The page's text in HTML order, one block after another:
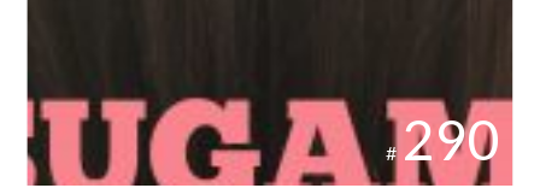
# 290